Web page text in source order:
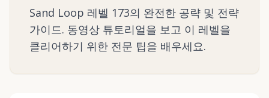
Sand Loop 레벨 173의 완전한 공략 및 전략
가이드. 동영상 튜토리얼을 보고 이 레벨을
클리어하기 위한 전문 팁을 배우세요.